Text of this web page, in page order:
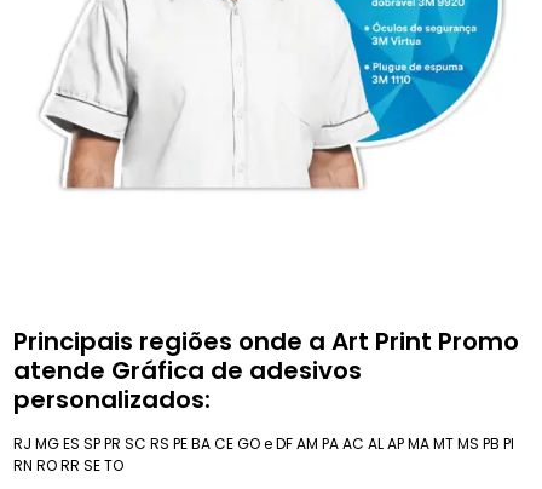
Principais regiões onde a Art Print Promo
atende Gráfica de adesivos
personalizados:
RJ MGES SPPR SC RS PEBACEGO e DFAM PAAC ALAPMAMTMS PB PI
RN RORR SETO